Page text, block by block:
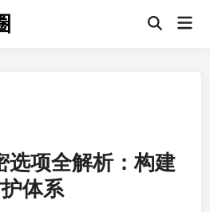
Open
选项全解析：构建
体系